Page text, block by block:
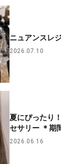
ニュアンスレ
2026.07.10
夏にぴったり
セサリー ＊期
2026.06.16